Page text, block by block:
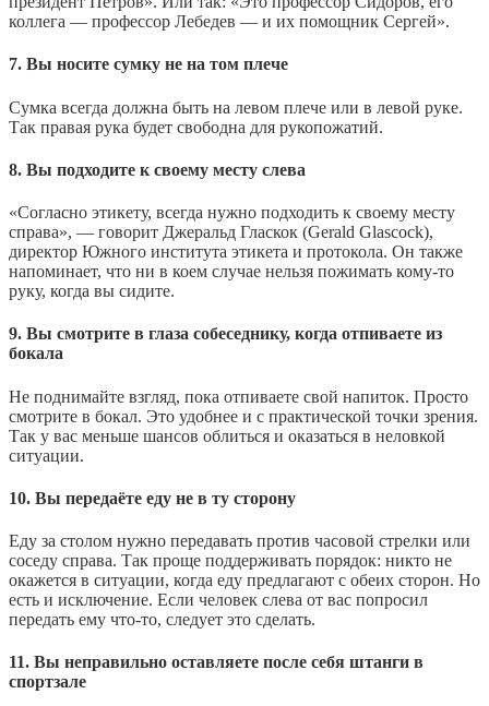
коллега — профессор Лебедев — и их помощник Сергей».
7. Вы носите сумку не на том плече
Сумка всегда должна быть на левом плече или в левой руке.
Так правая рука будет свободна для рукопожатий.
8. Вы подходите к своему месту слева
«Согласно этикету, всегда нужно подходить к своему месту
справа», — говорит Джеральд Гласкок (Gerald Glascock),
директор Южного института этикета и протокола. Он также
напоминает, что ни в коем случае нельзя пожимать кому-то
руку, когда вы сидите.
9. Вы смотрите в глаза собеседнику, когда отпиваете из
бокала
Не поднимайте взгляд, пока отпиваете свой напиток. Просто
смотрите в бокал. Это удобнее и с практической точки зрения.
Так у вас меньше шансов облиться и оказаться в неловкой
ситуации.
10. Вы передаёте еду не в ту сторону
Еду за столом нужно передавать против часовой стрелки или
соседу справа. Так проще поддерживать порядок: никто не
окажется в ситуации, когда еду предлагают с обеих сторон. Но
есть и исключение. Если человек слева от вас попросил
передать ему что-то, следует это сделать.
11. Вы неправильно оставляете после себя штанги в
спортзале